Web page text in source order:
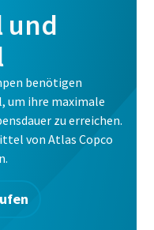
jetzt direkt bei
indem Sie nur
aus
und
benötigen
um ihre maximale
zu erreichen.
von Atlas Copco